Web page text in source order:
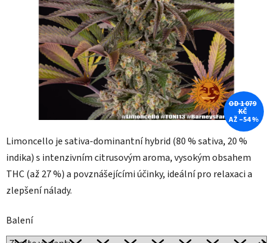
Limoncello je sativa-dominantní hybrid (80 % sativa, 20 %
indika) s intenzivním citrusovým aroma, vysokým obsahem
THC (až 27 %) a povznášejícími účinky, ideální pro relaxaci a
zlepšení nálady.
Balení
hvězdiček.
OD 1 079
KČ
AŽ –54 %